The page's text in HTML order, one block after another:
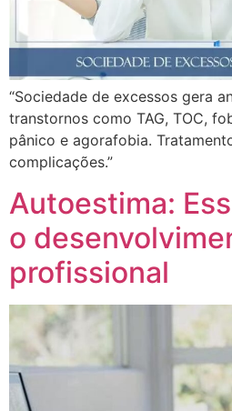
“Sociedade de excessos gera
transtornos como TAG, TOC,
pânico e agorafobia.
complicações.”
Autoestima:
o
profissional